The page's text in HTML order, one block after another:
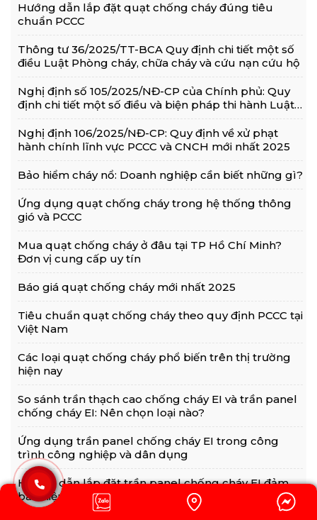
Hướng dẫn lắp đặt quạt chống cháy đúng tiêu
chuẩn PCCC
Thông tư 36/2025/TT-BCA Quy định chi tiết một số
điều Luật Phòng cháy, chữa cháy và cứu nạn cứu hộ
Nghị định số 105/2025/NĐ-CP của Chính phủ: Quy
định chi tiết một số điều và biện pháp thi hành Luật
Nghị định 106/2025/NĐ-CP: Quy định về xử phạt
hành chính lĩnh vực PCCC và CNCH mới nhất 2025
Bảo hiểm cháy nổ: Doanh nghiệp cần biết những gì?
Ứng dụng quạt chống cháy trong hệ thống thông
gió và PCCC
Mua quạt chống cháy ở đâu tại TP Hồ Chí Minh?
Đơn vị cung cấp uy tín
Báo giá quạt chống cháy mới nhất 2025
Tiêu chuẩn quạt chống cháy theo quy định PCCC tại
Việt Nam
Các loại quạt chống cháy phổ biến trên thị trường
hiện nay
So sánh trần thạch cao chống cháy EI và trần panel
chống cháy EI: Nên chọn loại nào?
Ứng dụng trần panel chống cháy EI trong công
trình công nghiệp và dân dụng
Hướng dẫn lắp đặt trần panel chống cháy EI đảm
bảo hiệu quả chống cháy